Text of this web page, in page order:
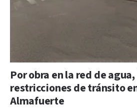
Por obra en la red de
restricciones de tránsito
Almafuerte